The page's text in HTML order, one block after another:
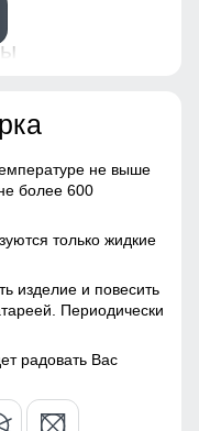
личных вещей.
защищают от
ежедневного
эту куртку
погодных
105
58
материалы,
Плащевка,
материалы
не выше
более 600
только жидкие
изделие и повесить
Периодически
радовать Вас